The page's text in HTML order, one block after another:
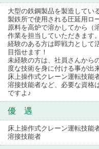
大型の鉄鋼製品を製造してい
製鉄所で使用される圧延用ロ
原料を高炉で溶かしてから（
作業を担当していただきます。
経験のある方は即戦力として
目指せます！
未経験の方は、社員さんから
度な技術を身に付ける事が出
床上操作式クレーン運転技能
溶接技能者など、必要な資格
ですよ♪
優 遇
床上操作式クレーン運転技能
溶接技能者